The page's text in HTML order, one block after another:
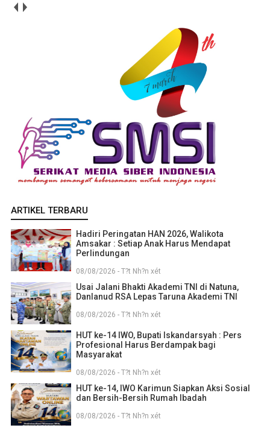
ARTIKEL TERBARU
Hadiri Peringatan HAN 2026, Walikota
Amsakar : Setiap Anak Harus Mendapat
Perlindungan
08/08/2026 - T?t Nh?n xét
Usai Jalani Bhakti Akademi TNI di Natuna,
Danlanud RSA Lepas Taruna Akademi TNI
08/08/2026 - T?t Nh?n xét
HUT ke-14 IWO, Bupati Iskandarsyah : Pers
Profesional Harus Berdampak bagi
Masyarakat
08/08/2026 - T?t Nh?n xét
HUT ke-14, IWO Karimun Siapkan Aksi Sosial
dan Bersih-Bersih Rumah Ibadah
08/08/2026 - T?t Nh?n xét